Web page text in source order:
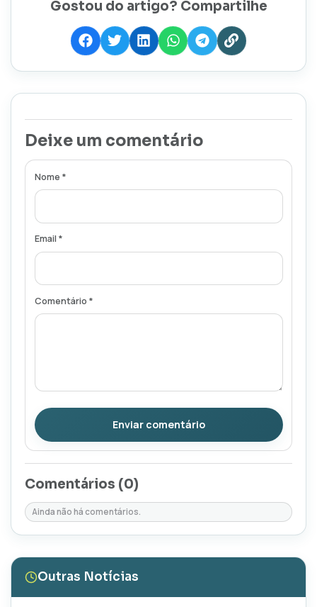
Gostou do artigo? Compartilhe
Deixe um comentário
Nome *
Email *
Comentário *
Enviar comentário
Comentários (0)
Ainda não há comentários.
Outras Notícias